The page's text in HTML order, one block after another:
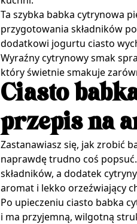
Ta szybka babka cytrynowa
przygotowania składników
dodatkowi jogurtu ciasto
Wyraźny cytrynowy smak
który świetnie smakuje
Ciasto
przepis na
Zastanawiasz się, jak zrobić
naprawdę trudno coś
składników, a dodatek
aromat i lekko orzeźwiający
Po upieczeniu ciasto babka
i ma przyjemną, wilgotną